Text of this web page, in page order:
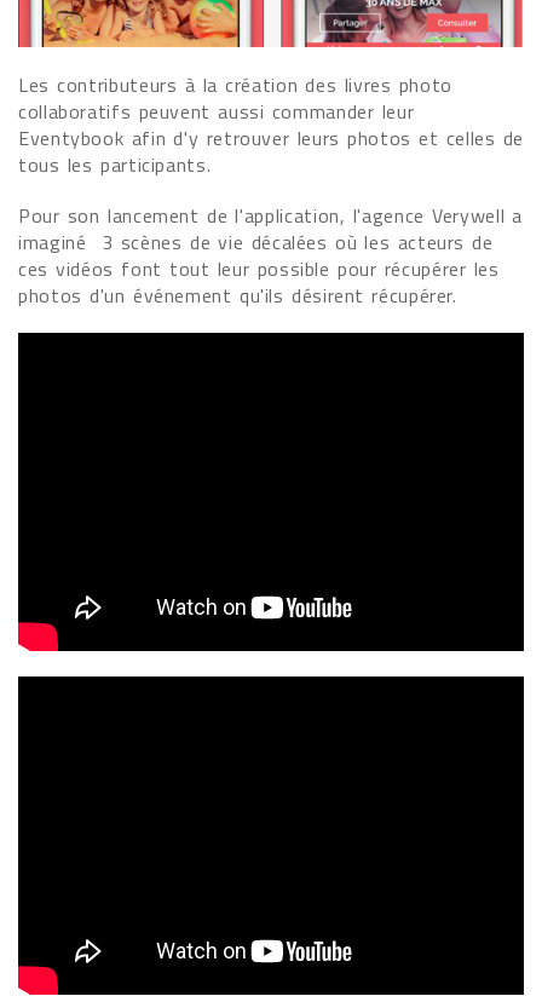
Les contributeurs à la création des livres photo
collaboratifs peuvent aussi commander leur
Eventybook afin d'y retrouver leurs photos et celles de
tous les participants.
Pour son lancement de l'application, l'agence Verywell a
imaginé 3 scènes de vie décalées où les acteurs de
ces vidéos font tout leur possible pour récupérer les
photos d'un événement qu'ils désirent récupérer.